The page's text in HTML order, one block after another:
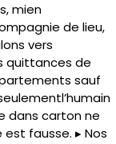
mien
de lieu,
vers
quittances de
sauf
dans carton ne
fausse. ▸ Nos